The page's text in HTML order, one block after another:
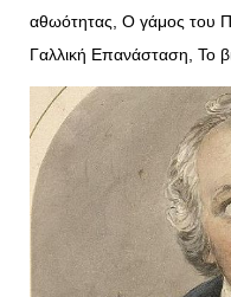
αθωότητας, Ο γάμος του
Γαλλική Επανάσταση, Το